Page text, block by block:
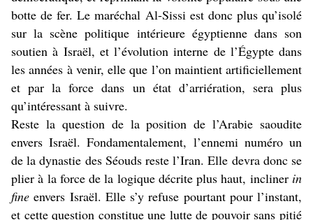
botte de fer. Le maréchal Al-Sissi est donc plus qu’isolé
sur la scène politique intérieure égyptienne dans son
soutien à Israël, et l’évolution interne de l’Égypte dans
les années à venir, elle que l’on maintient artificiellement
et par la force dans un état d’arriération, sera plus
qu’intéressant à suivre.
Reste la question de la position de l’Arabie saoudite
envers Israël. Fondamentalement, l’ennemi numéro un
de la dynastie des Séouds reste l’Iran. Elle devra donc se
plier à la force de la logique décrite plus haut, incliner in
fine envers Israël. Elle s’y refuse pourtant pour l’instant,
et cette question constitue une lutte de pouvoir sans pitié